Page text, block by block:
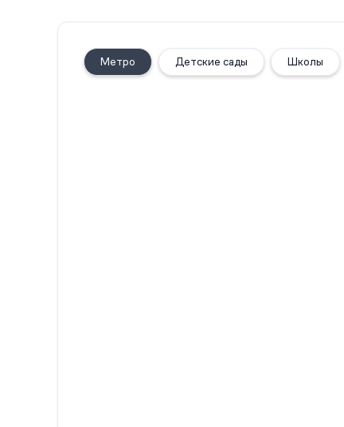
Метро Детские сады Школы